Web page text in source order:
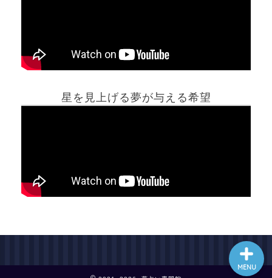
星を見上げる夢が与える希望
MENU
ホーム
最新記事動画